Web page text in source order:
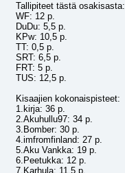
Tallipiteet tästä osakisasta:
WF: 12 p.
DuDu: 5,5 p.
KPw: 10,5 p.
TT: 0,5 p.
SRT: 6,5 p.
FRT: 5 p.
TUS: 12,5 p.
Kisaajien kokonaispisteet:
1.kirja: 36 p.
2.Akuhullu97: 34 p.
3.Bomber: 30 p.
4.imfromfinland: 27 p.
5.Aku Vankka: 19 p.
6.Peetukka: 12 p.
7.Karhula: 11,5 p.